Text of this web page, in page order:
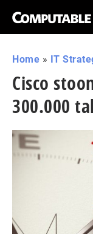
Home » IT
Cisco
300.000